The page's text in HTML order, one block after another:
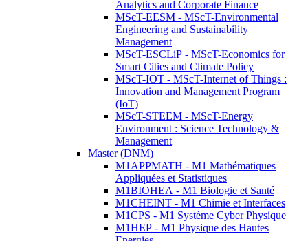
Analytics and Corporate Finance
MScT-EESM - MScT-Environmental
Engineering and Sustainability
Management
MScT-ESCLiP - MScT-Economics for
Smart Cities and Climate Policy
MScT-IOT - MScT-Internet of Things :
Innovation and Management Program
(IoT)
MScT-STEEM - MScT-Energy
Environment : Science Technology &
Management
Master (DNM)
M1APPMATH - M1 Mathématiques
Appliquées et Statistiques
M1BIOHEA - M1 Biologie et Santé
M1CHEINT - M1 Chimie et Interfaces
M1CPS - M1 Système Cyber Physique
M1HEP - M1 Physique des Hautes